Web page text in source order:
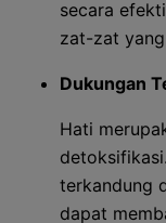
secara
zat-zat
Dukungan
Hati
terkandung
dapat